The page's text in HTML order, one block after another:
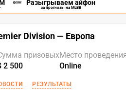
Разыгрываем айфон
за прогнозы на MLBB
Division — Европа
призовых
2 500
Место
Online
РЕЗУЛЬТАТЫ